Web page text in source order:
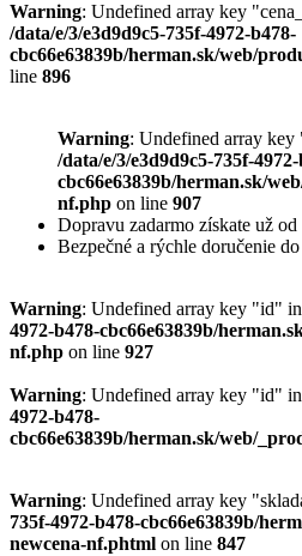
Warning: Undefined array key
/data/e/3/e3d9d9c5-735f-4972-b478-
cbc66e63839b/herman.sk/web/
line 896
Warning: Undefined array key
/data/e/3/e3d9d9c5-735f-
cbc66e63839b/herman.sk/
nf.php on line 907
Dopravu zadarmo získate už
Bezpečné a rýchle doručenie
Warning: Undefined array key "id" in
4972-b478-cbc66e63839b/
nf.php on line 927
Warning: Undefined array key "id" in
4972-b478-
cbc66e63839b/herman.sk/web/
Warning: Undefined array key
735f-4972-b478-cbc66e63839b/
newcena-nf.phtml on line 847